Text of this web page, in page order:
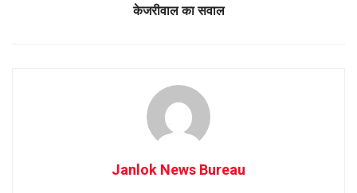
केजरीवाल का सवाल
Janlok News Bureau